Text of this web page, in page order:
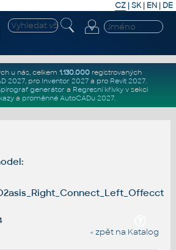
CZ | SK| EN | DE
u nás, celkem 1.130.000registrovaných
2027, pro Inventor 2027a pro Revit 2027.
generátor a Regresní křivkyv sekci
a proměnné AutoCADu 2027.
« zpět na Katalog